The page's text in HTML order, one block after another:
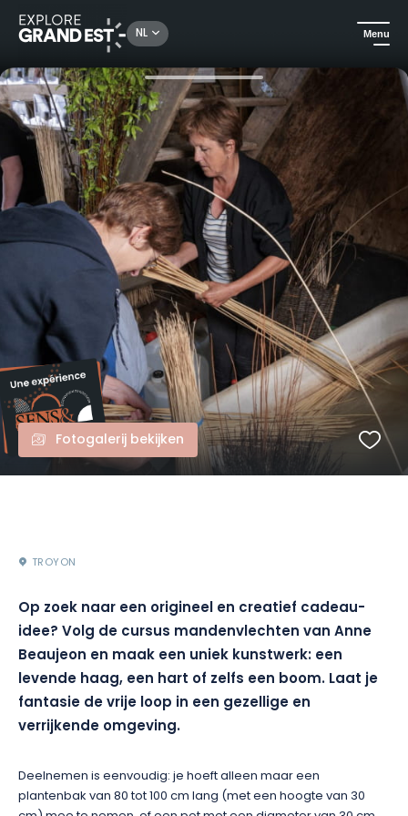
NL Menu
Kijk je ogen uit in de Grand Est Cadeaubon voor een workshop manden maken "Osier vivant
Fotogalerij bekijken
TROYON
Op zoek naar een origineel en creatief cadeau-
idee? Volg de cursus mandenvlechten van Anne
Beaujeon en maak een uniek kunstwerk: een
levende haag, een hart of zelfs een boom. Laat je
fantasie de vrije loop in een gezellige en
verrijkende omgeving.
Deelnemen is eenvoudig: je hoeft alleen maar een
plantenbak van 80 tot 100 cm lang (met een hoogte van 30